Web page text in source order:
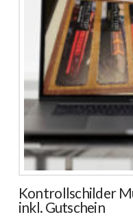
Kontrollschilder
inkl. Gutschein